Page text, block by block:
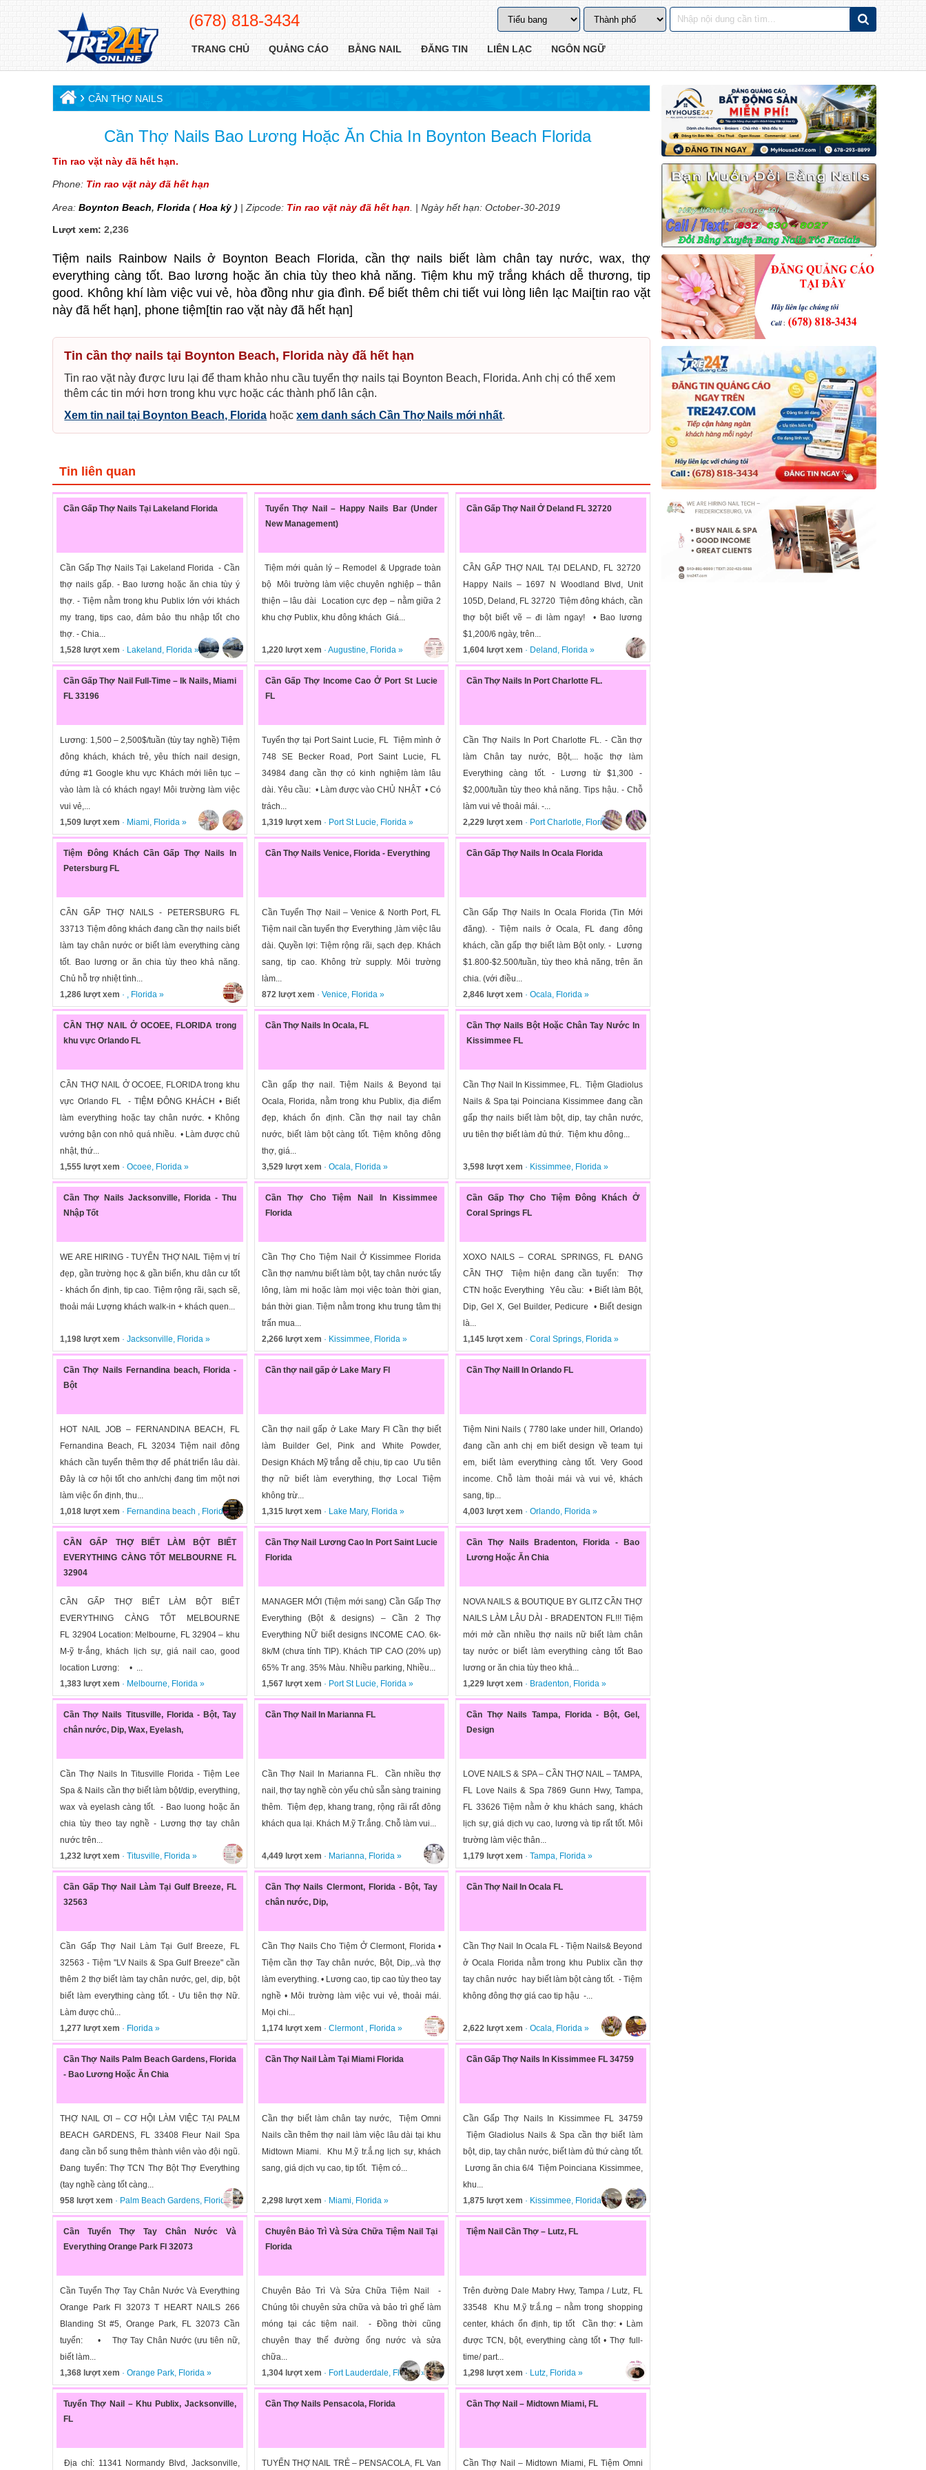
(678) 818-3434
TRANG CHỦ QUẢNG CÁO BẰNG NAIL ĐĂNG TIN LIÊN LẠC NGÔN NGỮ
› CẦN THỢ NAILS
Cần Thợ Nails Bao Lương Hoặc Ăn Chia In Boynton Beach Florida
Tin rao vặt này đã hết hạn.
Phone: Tin rao vặt này đã hết hạn
Area:Boynton Beach, Florida (Hoa kỳ) | Zipcode: Tin rao vặt này đã hết hạn . | Ngày hết hạn: October-30-2019
Lượt xem: 2,236
Tiệm nails Rainbow Nails ở Boynton Beach Florida, cần thợ nails biết làm chân tay nước, wax, thợ
everything càng tốt. Bao lương hoặc ăn chia tùy theo khả năng. Tiệm khu mỹ trắng khách dễ thương, tip
good. Không khí làm việc vui vẻ, hòa đồng như gia đình. Để biết thêm chi tiết vui lòng liên lạc Mai[tin rao vặt
này đã hết hạn], phone tiệm[tin rao vặt này đã hết hạn]
Tin cần thợ nails tại Boynton Beach, Florida này đã hết hạn
Tin rao vặt này được lưu lại để tham khảo nhu cầu tuyển thợ nails tại Boynton Beach, Florida. Anh chị có thể xem
thêm các tin mới hơn trong khu vực hoặc các thành phố lân cận.
Xem tin nail tại Boynton Beach, Florida hoặcxem danh sách Cần Thợ Nails mới nhất.
Tin liên quan
Cần Gấp Thợ Nails Tại Lakeland Florida
Cần Gấp Thợ Nails Tại Lakeland Florida - Cần
thợ nails gấp. - Bao lương hoặc ăn chia tùy ý
thợ. - Tiệm nằm trong khu Publix lớn với khách
my trang, tips cao, đảm bảo thu nhập tốt cho
thợ. - Chia...
1,528 lượt xem · Lakeland , Florida »
Tuyển Thợ Nail – Happy Nails Bar (Under
New Management)
Tiệm mới quản lý – Remodel & Upgrade toàn
bộ Môi trường làm việc chuyên nghiệp – thân
thiện – lâu dài Location cực đẹp – nằm giữa 2
khu chợ Publix, khu đông khách Giá...
1,220 lượt xem · Augustine, Florida»
Cần Gấp Thợ Nail Ở Deland FL 32720
CẦN GẤP THỢ NAIL TẠI DELAND, FL 32720
Happy Nails – 1697 N Woodland Blvd, Unit
105D, Deland, FL 32720 Tiệm đông khách, cần
thợ bột biết vẽ – đi làm ngay! • Bao lương
$1,200/6 ngày, trên...
1,604 lượt xem · Deland , Florida »
Cần Gấp Thợ Nail Full-Time – Ik Nails, Miami
FL 33196
Lương: 1,500 – 2,500$/tuần (tùy tay nghề) Tiệm
đông khách, khách trẻ, yêu thích nail design,
đứng #1 Google khu vực Khách mới liên tục –
vào làm là có khách ngay! Môi trường làm việc
vui vẻ,...
1,509 lượt xem · Miami, Florida »
Cần Gấp Thợ Income Cao Ở Port St Lucie
FL
Tuyển thợ tại Port Saint Lucie, FL Tiệm mình ở
748 SE Becker Road, Port Saint Lucie, FL
34984 đang cần thợ có kinh nghiệm làm lâu
dài. Yêu cầu: • Làm được vào CHỦ NHẬT • Có
trách...
1,319 lượt xem · Port St Lucie, Florida»
Cần Thợ Nails In Port Charlotte FL.
Cần Thợ Nails In Port Charlotte FL. - Cần thợ
làm Chân tay nước, Bột,... hoặc thợ làm
Everything càng tốt. - Lương từ $1,300 -
$2,000/tuần tùy theo khả năng. Tips hậu. - Chỗ
làm vui vẻ thoải mái. -...
2,229 lượt xem · Port Charlotle, Florida»
Tiệm Đông Khách Cần Gấp Thợ Nails In
Petersburg FL
CẦN GẤP THỢ NAILS - PETERSBURG FL
33713 Tiệm đông khách đang cần thợ nails biết
làm tay chân nước or biết làm everything càng
tốt. Bao lương or ăn chia tùy theo khả năng.
Chủ hỗ trợ nhiệt tình...
1,286 lượt xem · , Florida »
Cần Thợ Nails Venice, Florida - Everything
Cần Tuyển Thợ Nail – Venice & North Port, FL
Tiệm nail cần tuyển thợ Everything ,làm việc lâu
dài. Quyền lợi: Tiệm rộng rãi, sạch đẹp. Khách
sang, tip cao. Không trừ supply. Môi trường
làm...
872 lượt xem · Venice, Florida»
Cần Gấp Thợ Nails In Ocala Florida
Cần Gấp Thợ Nails In Ocala Florida (Tin Mới
đăng). - Tiệm nails ở Ocala, FL đang đông
khách, cần gấp thợ biết làm Bột only. - Lương
$1.800-$2.500/tuần, tùy theo khả năng, trên ăn
chia. (với điều...
2,846 lượt xem ·Ocala, Florida »
CẦN THỢ NAIL Ở OCOEE, FLORIDA trong
khu vực Orlando FL
CẦN THỢ NAIL Ở OCOEE, FLORIDA trong khu
vực Orlando FL - TIỆM ĐÔNG KHÁCH • Biết
làm everything hoặc tay chân nước. • Không
vướng bận con nhỏ quá nhiều. • Làm được chủ
nhật, thứ...
1,555 lượt xem ·Ocoee, Florida »
Cần Thợ Nails In Ocala, FL
Cần gấp thợ nail. Tiệm Nails & Beyond tại
Ocala, Florida, nằm trong khu Publix, địa điểm
đẹp, khách ổn định. Cần thợ nail tay chân
nước, biết làm bột càng tốt. Tiệm không đông
thợ, giá...
3,529 lượt xem · Ocala, Florida»
Cần Thợ Nails Bột Hoặc Chân Tay Nước In
Kissimmee FL
Cần Thợ Nail In Kissimmee, FL. Tiệm Gladiolus
Nails & Spa tại Poinciana Kissimmee đang cần
gấp thợ nails biết làm bột, dip, tay chân nước,
ưu tiên thợ biết làm đủ thứ. Tiệm khu đông...
3,598 lượt xem · Kissimmee, Florida »
Cần Thợ Nails Jacksonville, Florida - Thu
Nhập Tốt
WE ARE HIRING - TUYỂN THỢ NAIL Tiệm vị trí
đẹp, gần trường học & gần biển, khu dân cư tốt
- khách ổn định, tip cao. Tiệm rộng rãi, sạch sẽ,
thoải mái Lượng khách walk-in + khách quen...
1,198 lượt xem ·Jacksonville, Florida »
Cần Thợ Cho Tiệm Nail In Kissimmee
Florida
Cần Thợ Cho Tiệm Nail Ở Kissimmee Florida
Cần thợ nam/nu biết làm bột, tay chân nước tẩy
lông, làm mi hoặc làm mọi việc toàn thời gian,
bán thời gian. Tiệm nằm trong khu trung tâm thị
trấn mua...
2,266 lượt xem · Kissimmee, Florida»
Cần Gấp Thợ Cho Tiệm Đông Khách Ở
Coral Springs FL
XOXO NAILS – CORAL SPRINGS, FL ĐANG
CẦN THỢ Tiệm hiện đang cần tuyển: Thợ
CTN hoặc Everything Yêu cầu: • Biết làm Bột,
Dip, Gel X, Gel Builder, Pedicure • Biết design
là...
1,145 lượt xem ·Coral Springs, Florida »
Cần Thợ Nails Fernandina beach, Florida -
Bột
HOT NAIL JOB – FERNANDINA BEACH, FL
Fernandina Beach, FL 32034 Tiệm nail đông
khách cần tuyển thêm thợ để phát triển lâu dài.
Đây là cơ hội tốt cho anh/chị đang tìm một nơi
làm việc ổn định, thu...
1,018 lượt xem · Fernandina beach , Florida»
Cần thợ nail gấp ở Lake Mary Fl
Cần thợ nail gấp ở Lake Mary Fl Cần thợ biết
làm Builder Gel, Pink and White Powder,
Design Khách Mỹ trắng dễ chịu, tip cao Ưu tiên
thợ nữ biết làm everything, thợ Local Tiệm
không trừ...
1,315 lượt xem · Lake Mary, Florida»
Cần Thợ Naill In Orlando FL
Tiệm Nini Nails ( 7780 lake under hill, Orlando)
đang cần anh chị em biết design về team tụi
em, biết làm everything càng tốt. Very Good
income. Chỗ làm thoải mái và vui vẻ, khách
sang, tip...
4,003 lượt xem ·Orlando, Florida »
CẦN GẤP THỢ BIẾT LÀM BỘT BIẾT
EVERYTHING CÀNG TỐT MELBOURNE FL
32904
CẦN GẤP THỢ BIẾT LÀM BỘT BIẾT
EVERYTHING CÀNG TỐT MELBOURNE
FL 32904 Location: Melbourne, FL 32904 – khu
M-ỹ tr-ắng, khách lịch sự, giá nail cao, good
location Lương: • ...
1,383 lượt xem · Melbourne, Florida »
Cần Thợ Nail Lương Cao In Port Saint Lucie
Florida
MANAGER MỚI (Tiệm mới sang) Cần Gấp Thợ
Everything (Bột & designs) – Cần 2 Thợ
Everything NỮ biết designs INCOME CAO. 6k-
8k/M (chưa tính TIP). Khách TIP CAO (20% up)
65% Tr ang. 35% Màu. Nhiều parking, Nhiều...
1,567 lượt xem · Port St Lucie, Florida»
Cần Thợ Nails Bradenton, Florida - Bao
Lương Hoặc Ăn Chia
NOVA NAILS & BOUTIQUE BY GLITZ CẦN THỢ
NAILS LÀM LÂU DÀI - BRADENTON FL!!! Tiệm
mới mở cần nhiều thợ nails nữ biết làm chân
tay nước or biết làm everything càng tốt Bao
lương or ăn chia tùy theo khả...
1,229 lượt xem · Bradenton, Florida »
Cần Thợ Nails Titusville, Florida - Bột, Tay
chân nước, Dip, Wax, Eyelash,
Cần Thợ Nails In Titusville Florida - Tiệm Lee
Spa & Nails cần thợ biết làm bột/dip, everything,
wax và eyelash càng tốt. - Bao luong hoặc ăn
chia tùy theo tay nghề - Lương thợ tay chân
nước trên...
1,232 lượt xem ·Titusville, Florida »
Cần Thợ Nail In Marianna FL
Cần Thợ Nail In Marianna FL. Cần nhiều thợ
nail, thợ tay nghề còn yếu chủ sẵn sàng training
thêm. Tiệm đẹp, khang trang, rộng rãi rất đông
khách qua lại. Khách M.ỹ Tr.ắng. Chỗ làm vui...
4,449 lượt xem · Marianna, Florida»
Cần Thợ Nails Tampa, Florida - Bột, Gel,
Design
LOVE NAILS & SPA – CẦN THỢ NAIL – TAMPA,
FL Love Nails & Spa 7869 Gunn Hwy, Tampa,
FL 33626 Tiệm nằm ở khu khách sang, khách
lịch sự, giá dịch vụ cao, lương và tip rất tốt. Môi
trường làm việc thân...
1,179 lượt xem ·Tampa, Florida »
Cần Gấp Thợ Nail Làm Tại Gulf Breeze, FL
32563
Cần Gấp Thợ Nail Làm Tại Gulf Breeze, FL
32563 - Tiệm "LV Nails & Spa Gulf Breeze" cần
thêm 2 thợ biết làm tay chân nước, gel, dip, bột
biết làm everything càng tốt. - Ưu tiên thợ Nữ.
Làm được chủ...
1,277 lượt xem · Florida »
Cần Thợ Nails Clermont, Florida - Bột, Tay
chân nước, Dip,
Cần Thợ Nails Cho Tiệm Ở Clermont, Florida •
Tiệm cần thợ Tay chân nước, Bột, Dip,..và thợ
làm everything. • Lương cao, tip cao tùy theo tay
nghề • Môi trường làm việc vui vẻ, thoải mái.
Mọi chi...
1,174 lượt xem · Clermont , Florida»
Cần Thợ Nail In Ocala FL
Cần Thợ Nail In Ocala FL - Tiệm Nails& Beyond
ở Ocala Florida nằm trong khu Publix cần thợ
tay chân nước hay biết làm bột càng tốt. - Tiệm
không đông thợ giá cao tip hậu -...
2,622 lượt xem ·Ocala, Florida »
Cần Thợ Nails Palm Beach Gardens, Florida
- Bao Lương Hoặc Ăn Chia
THỢ NAIL ƠI – CƠ HỘI LÀM VIỆC TẠI PALM
BEACH GARDENS, FL 33408 Fleur Nail Spa
đang cần bổ sung thêm thành viên vào đội ngũ.
Đang tuyển: Thợ TCN Thợ Bột Thợ Everything
(tay nghề càng tốt càng...
958 lượt xem · Palm Beach Gardens, Florida»
Cần Thợ Nail Làm Tại Miami Florida
Cần thợ biết làm chân tay nước, Tiệm Omni
Nails cần thêm thợ nail làm việc lâu dài tại khu
Midtown Miami. Khu M.ỹ tr.ắ.ng lịch sự, khách
sang, giá dịch vụ cao, tip tốt. Tiệm có...
2,298 lượt xem · Miami, Florida»
Cần Gấp Thợ Nails In Kissimmee FL 34759
Cần Gấp Thợ Nails In Kissimmee FL 34759
Tiệm Gladiolus Nails & Spa cần thợ biết làm
bột, dip, tay chân nước, biết làm đủ thứ càng tốt.
Lương ăn chia 6/4 Tiệm Poinciana Kissimmee,
khu...
1,875 lượt xem · Kissimmee, Florida»
Cần Tuyển Thợ Tay Chân Nước Và
Everything Orange Park Fl 32073
Cần Tuyển Thợ Tay Chân Nước Và Everything
Orange Park Fl 32073 T HEART NAILS 266
Blanding St #5, Orange Park, FL 32073 Cần
tuyển: • Thợ Tay Chân Nước (ưu tiên nữ,
biết làm...
1,368 lượt xem ·Orange Park, Florida »
Chuyên Bảo Trì Và Sửa Chữa Tiệm Nail Tại
Florida
Chuyên Bảo Trì Và Sửa Chữa Tiệm Nail -
Chúng tôi chuyên sửa chữa và bảo trì ghế làm
móng tại các tiệm nail. - Đồng thời cũng
chuyên thay thế đường ống nước và sửa
chữa...
1,304 lượt xem · Fort Lauderdale, Florida»
Tiệm Nail Cần Thợ – Lutz, FL
Trên đường Dale Mabry Hwy, Tampa / Lutz, FL
33548 Khu M.ỹ tr.ắ.ng – nằm trong shopping
center, khách ổn định, tip tốt Cần thợ: • Làm
được TCN, bột, everything càng tốt • Thợ full-
time/ part...
1,298 lượt xem · Lutz, Florida »
Tuyển Thợ Nail – Khu Publix, Jacksonville,
FL
Địa chỉ: 11341 Normandy Blvd, Jacksonville,
Cần Thợ Nails Pensacola, Florida
TUYỂN THỢ NAIL TRẺ – PENSACOLA, FL Van
Cần Thợ Nail – Midtown Miami, FL
Cần Thợ Nail – Midtown Miami, FL Tiệm Omni